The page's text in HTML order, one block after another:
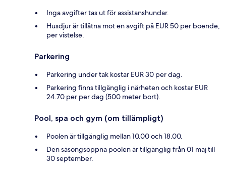
Inga avgifter tas ut för assistanshundar.
Husdjur är tillåtna mot en avgift på EUR 50 per boende,
per vistelse.
Parkering
Parkering under tak kostar EUR 30 per dag.
Parkering finns tillgänglig i närheten och kostar EUR
24.70 per per dag (500 meter bort).
Pool, spa och gym (om tillämpligt)
Poolen är tillgänglig mellan 10.00 och 18.00.
Den säsongsöppna poolen är tillgänglig från 01 maj till
30 september.